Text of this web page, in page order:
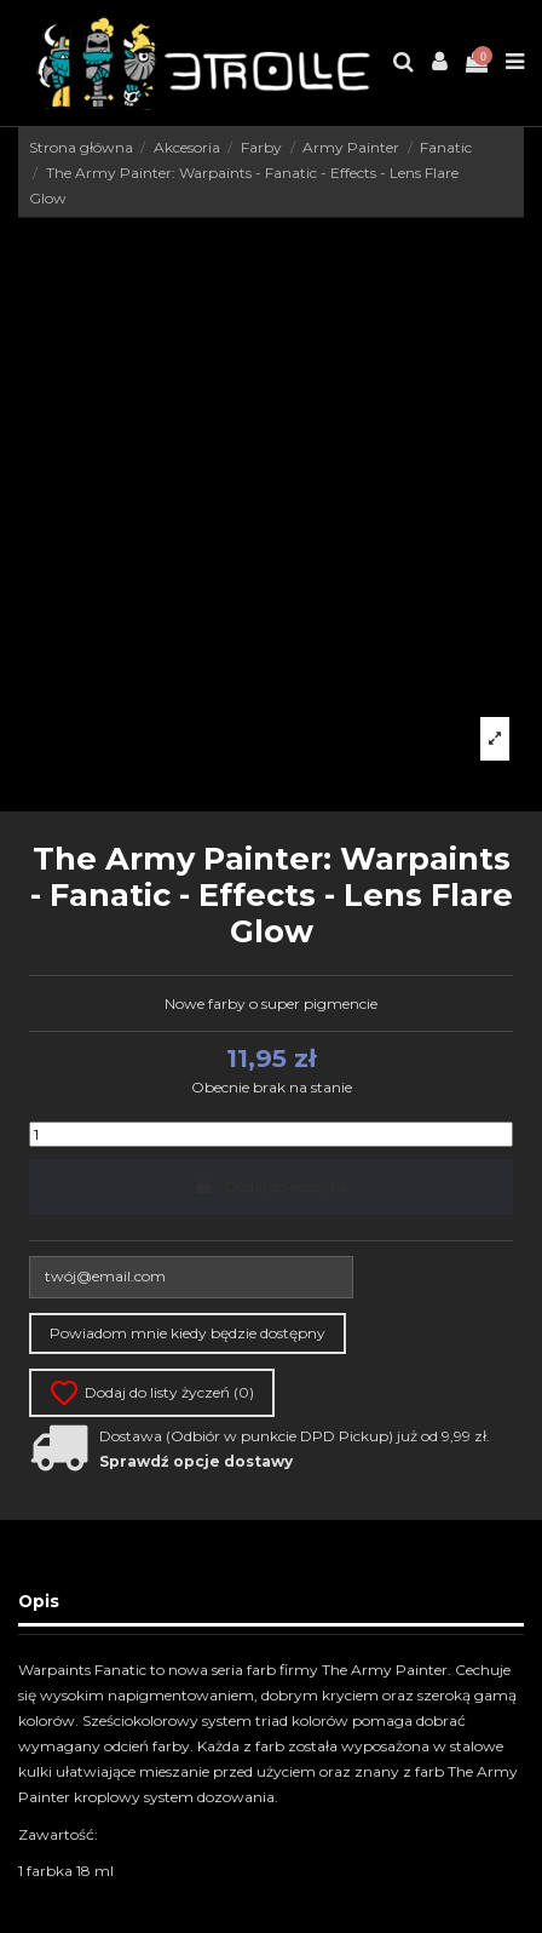
0
Strona główna Akcesoria Farby Army Painter
Fanatic
The Army Painter: Warpaints - Fanatic - Effects - Lens Flare
Glow
The Army Painter: Warpaints
- Fanatic - Effects - Lens Flare
Glow
Nowe farby o super pigmencie
11,95 zł
Obecnie brak na stanie
Dodaj do listy życzeń (0)
Dostawa (Odbiór w punkcie DPD Pickup) już od 9,99 zł.
Sprawdź opcje dostawy
Opis
Warpaints Fanatic to nowa seria farb firmy The Army Painter. Cechuje
się wysokim napigmentowaniem, dobrym kryciem oraz szeroką gamą
kolorów. Sześciokolorowy system triad kolorów pomaga dobrać
wymagany odcień farby. Każda z farb została wyposażona w stalowe
kulki ułatwiające mieszanie przed użyciem oraz znany z farb The Army
Painter kroplowy system dozowania.
Zawartość:
1 farbka 18 ml